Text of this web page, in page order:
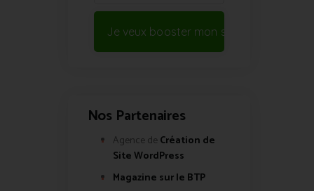
Je veux booster mon site !
Nos Partenaires
Agence de Création de
Site WordPress
Magazine sur le BTP